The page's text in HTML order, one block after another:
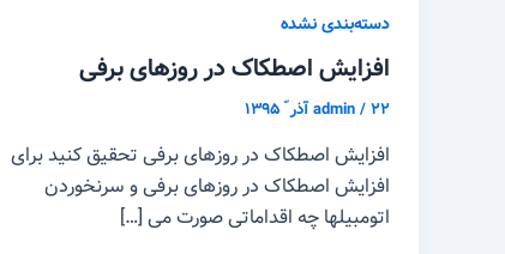
دسته‌بندی نشده
افزایش اصطکاک در روزهای برفی
admin/۲۲ آذر ّ ۱۳۹۵
افزایش اصطکاک در روزهای برفی تحقیق کنید برای
افزایش اصطکاک در روزهای برفی و سرنخوردن
اتومبیلها چه اقداماتی صورت می […]